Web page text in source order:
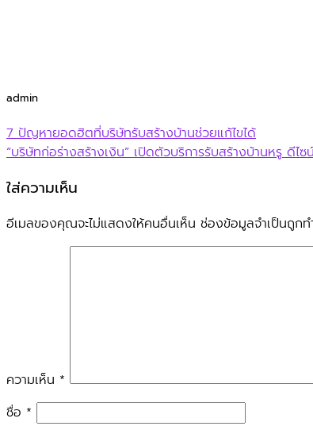
admin
7 ปัญหายอดฮิตที่บริษัทรับสร้างบ้านช่วยแก้ไขได้
“บริษัทก่อร่างสร้างเงิน” เปิดตัวบริการรับสร้างบ้านหรู ดีไ
ใส่ความเห็น
อีเมลของคุณจะไม่แสดงให้คนอื่นเห็น ช่องข้อมูลจำเป็นถูกท
ความเห็น *
ชื่อ *